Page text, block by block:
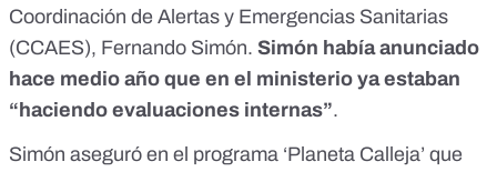
Coordinación de Alertas y Emergencias Sanitarias
(CCAES), Fernando Simón. Simón había anunciado
hace medio año que en el ministerio ya estaban
“haciendo evaluaciones internas”.
Simón aseguró en el programa ‘Planeta Calleja’ que